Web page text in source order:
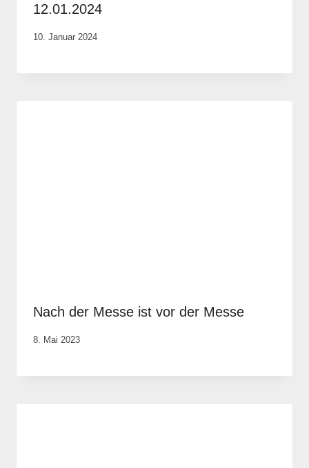
12.01.2024
Von
Krause
10. Januar 2024
Nach der Messe ist vor der Messe
Von
Justh
8. Mai 2023